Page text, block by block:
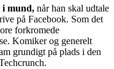
i mund, når han skal udtale
på Facebook. Som det
forkromede
Komiker og generelt
grundigt på plads i den